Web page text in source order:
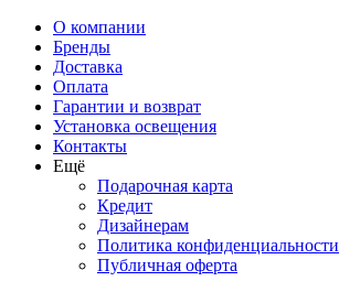
О компании
Бренды
Доставка
Оплата
Гарантии и возврат
Установка освещения
Контакты
Ещё
Подарочная карта
Кредит
Дизайнерам
Политика конфиденциальности
Публичная оферта